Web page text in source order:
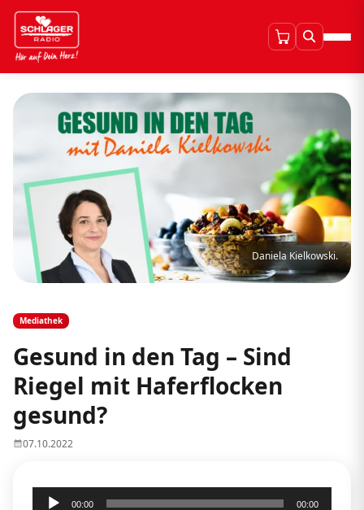
Daniela Kielkowski.
Mediathek
Gesund in den Tag – Sind
Riegel mit Haferflocken
gesund?
07.10.2022
Audio-
00:00 00:00